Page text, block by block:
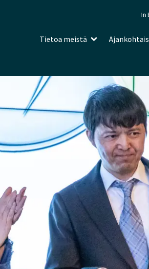
In
Tietoa meistä